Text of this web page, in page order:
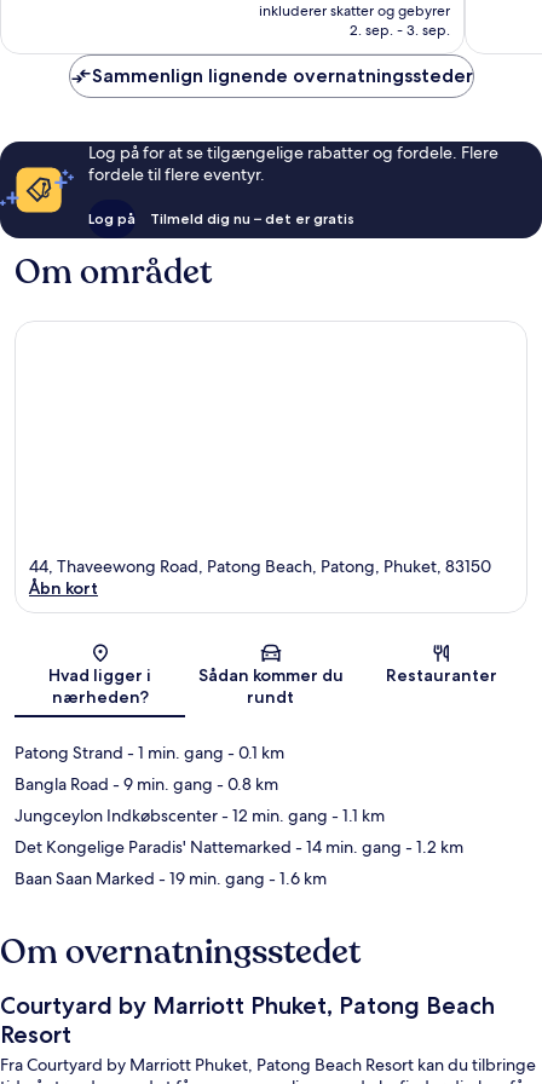
anmeldelser
789 kr.
inkluderer skatter og gebyrer
2. sep. - 3. sep.
Sammenlign lignende overnatningssteder
Log på for at se tilgængelige rabatter og fordele. Flere
fordele til flere eventyr.
Log på Tilmeld dig nu – det er gratis
Om området
Kort
44, Thaveewong Road, Patong Beach, Patong, Phuket, 83150
Åbn kort
Hvad ligger i
nærheden?
Sådan kommer du
rundt
Restauranter
Patong Strand - 1 min. gang - 0.1 km
Bangla Road - 9 min. gang - 0.8 km
Jungceylon Indkøbscenter- 12 min. gang - 1.1 km
Det Kongelige Paradis' Nattemarked - 14 min. gang - 1.2 km
Baan Saan Marked - 19 min. gang - 1.6 km
Om overnatningsstedet
Courtyard by Marriott Phuket, Patong Beach
Resort
Fra Courtyard by Marriott Phuket, Patong Beach Resort kan du tilbringe